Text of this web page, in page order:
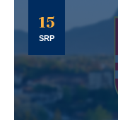
15
SRP